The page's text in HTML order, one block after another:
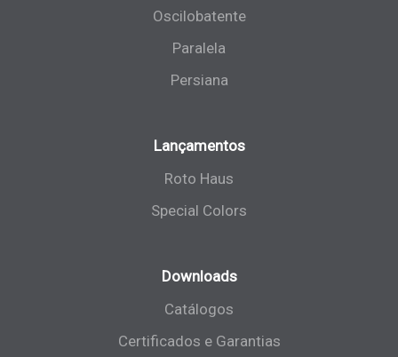
Oscilobatente
Paralela
Persiana
Lançamentos
Roto Haus
Special Colors
Downloads
Catálogos
Certificados e Garantias